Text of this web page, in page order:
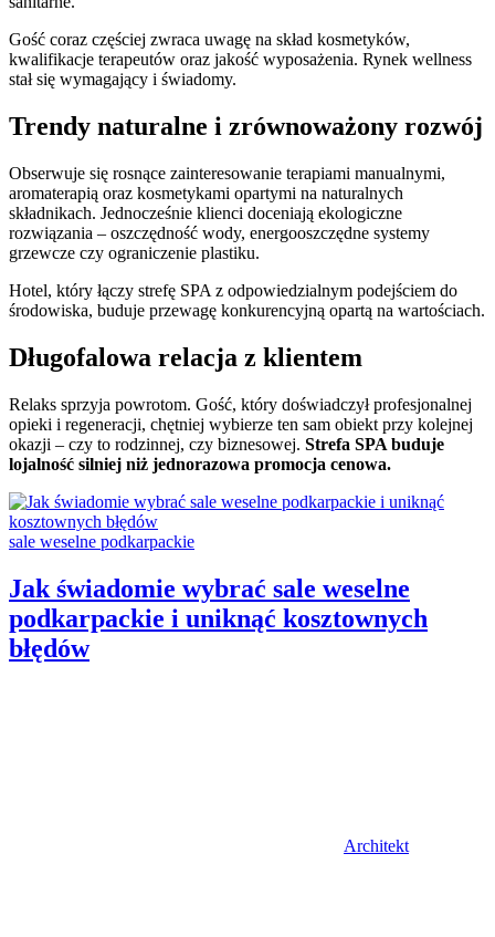
Gość coraz częściej zwraca uwagę na skład kosmetyków,
kwalifikacje terapeutów oraz jakość wyposażenia. Rynek wellness
stał się wymagający i świadomy.
Trendy naturalne i zrównoważony rozwój
Obserwuje się rosnące zainteresowanie terapiami manualnymi,
aromaterapią oraz kosmetykami opartymi na naturalnych
składnikach. Jednocześnie klienci doceniają ekologiczne
rozwiązania – oszczędność wody, energooszczędne systemy
grzewcze czy ograniczenie plastiku.
Hotel, który łączy strefę SPA z odpowiedzialnym podejściem do
środowiska, buduje przewagę konkurencyjną opartą na wartościach.
Długofalowa relacja z klientem
Relaks sprzyja powrotom. Gość, który doświadczył profesjonalnej
opieki i regeneracji, chętniej wybierze ten sam obiekt przy kolejnej
okazji – czy to rodzinnej, czy biznesowej. Strefa SPA buduje
lojalność silniej niż jednorazowa promocja cenowa.
Categories:
sale weselne podkarpackie
Jak świadomie wybrać sale weselne
podkarpackie i uniknąć kosztownych
błędów
Architekt